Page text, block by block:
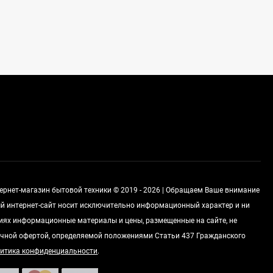
запросу
Индукционная
варочная панель
MAUNFELD EVI.594.FL2-
Цена по
запросу
магазин бытовой техники © 2019 - 2026 | Обращаем Ваше внимание
интернет-сайт носит исключительно информационный характер и ни
информационные материалы и цены, размещенные на сайте, не
офертой, определяемой положениями Статьи 437 Гражданского
конфиденциальности.